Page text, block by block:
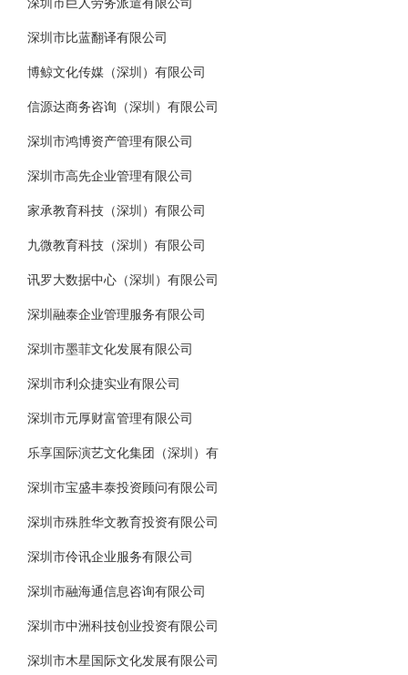
深圳市巨人劳务派遣有限公司
深圳市比蓝翻译有限公司
博鲸文化传媒（深圳）有限公司
信源达商务咨询（深圳）有限公司
深圳市鸿博资产管理有限公司
深圳市高先企业管理有限公司
家承教育科技（深圳）有限公司
九微教育科技（深圳）有限公司
讯罗大数据中心（深圳）有限公司
深圳融泰企业管理服务有限公司
深圳市墨菲文化发展有限公司
深圳市利众捷实业有限公司
深圳市元厚财富管理有限公司
乐享国际演艺文化集团（深圳）有
深圳市宝盛丰泰投资顾问有限公司
深圳市殊胜华文教育投资有限公司
深圳市伶讯企业服务有限公司
深圳市融海通信息咨询有限公司
深圳市中洲科技创业投资有限公司
深圳市木星国际文化发展有限公司